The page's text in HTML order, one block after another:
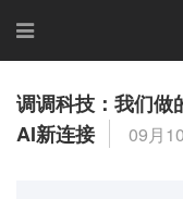
调调科技：我们做
AI新连接
09月